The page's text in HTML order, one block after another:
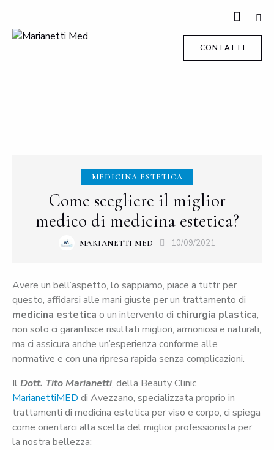
CONTATTI
MEDICINA ESTETICA
Come scegliere il miglior
medico di medicina estetica?
MARIANETTI MED 10/09/2021
Avere un bell’aspetto, lo sappiamo, piace a tutti: per
questo, affidarsi alle mani giuste per un trattamento di
medicina estetica o un intervento di chirurgia plastica,
non solo ci garantisce risultati migliori, armoniosi e naturali,
ma ci assicura anche un’esperienza conforme alle
normative e con una ripresa rapida senza complicazioni.
IlDott. Tito Marianetti, della Beauty Clinic
MarianettiMED di Avezzano, specializzata proprio in
trattamenti di medicina estetica per viso e corpo, ci spiega
come orientarci alla scelta del miglior professionista per
la nostra bellezza: